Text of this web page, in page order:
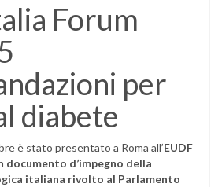
Forum
per
diabete
è stato presentato a Roma all’EUDF
documento d’impegno della
italiana rivolto al Parlamento